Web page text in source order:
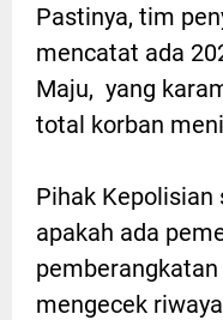
Pastinya, tim
mencatat ada
Maju, yang
total korban
Pihak
apakah ada
mengecek